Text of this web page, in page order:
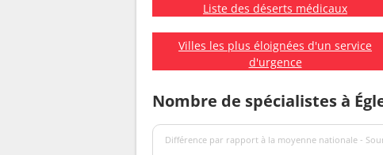
Liste des déserts médicaux
Villes les plus éloignées d'un service
d'urgence
Nombre de spécialistes à
Différence par rapport à la moyenne nationale -